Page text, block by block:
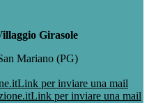
Girasole
Mariano (PG)
Link per inviare una mail
Link per inviare una mail